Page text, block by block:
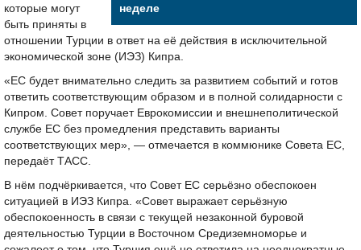
неделе
которые могут
быть приняты в
отношении Турции в ответ на её действия в исключительной
экономической зоне (ИЭЗ) Кипра.
«ЕС будет внимательно следить за развитием событий и готов
ответить соответствующим образом и в полной солидарности с
Кипром. Совет поручает Еврокомиссии и внешнеполитической
службе ЕС без промедления представить варианты
соответствующих мер», — отмечается в коммюнике Совета ЕС,
передаёт ТАСС.
В нём подчёркивается, что Совет ЕС серьёзно обеспокоен
ситуацией в ИЭЗ Кипра. «Совет выражает серьёзную
обеспокоенность в связи с текущей незаконной буровой
деятельностью Турции в Восточном Средиземноморье и